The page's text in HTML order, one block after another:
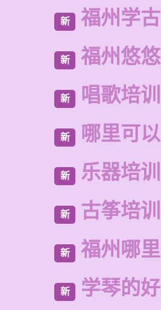
新 福州学
新 福州悠
新 唱歌培
新 哪里可
新 乐器培
新 古筝培
新 福州哪
新 学琴的